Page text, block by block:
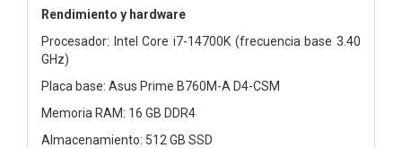
Rendimiento y hardware
Procesador: Intel Core i7-14700K (frecuencia base 3.40
GHz)
Placa base: Asus Prime B760M-A D4-CSM
Memoria RAM: 16 GB DDR4
Almacenamiento: 512 GB SSD